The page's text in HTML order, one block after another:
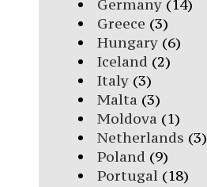
Germany(14)
Greece (3)
Hungary(6)
Iceland (2)
Italy(3)
Malta (3)
Moldova (1)
Netherlands (3)
Poland (9)
Portugal(18)